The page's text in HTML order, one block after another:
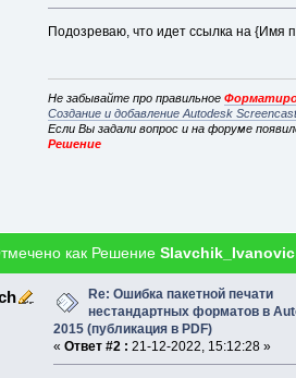
Подозреваю, что идет ссылка на {Имя
Не забывайте про правильное
Создание и добавление Autodesk
Если Вы задали вопрос и на форуме
Решение
как Решение
Re: Ошибка пакетной печати
нестандартных форматов в
2015 (публикация в PDF)
« Ответ #2 : 21-12-2022, 15:12:28 »